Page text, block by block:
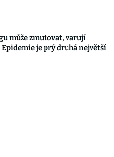
může zmutovat, varují
je prý druhá největší